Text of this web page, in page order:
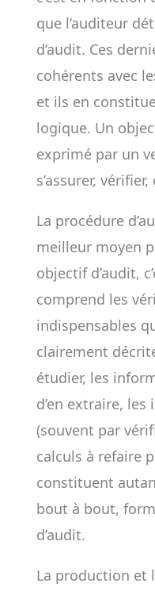
que l’auditeur
d’audit. Ces
cohérents avec
et ils en
logique. Un
exprimé par un
s’assurer,
La procédure
meilleur moyen
objectif d’audit,
comprend les
indispensables
clairement
étudier, les
d’en extraire,
(souvent par
calculs à refaire
constituent
bout à bout,
d’audit.
La production et